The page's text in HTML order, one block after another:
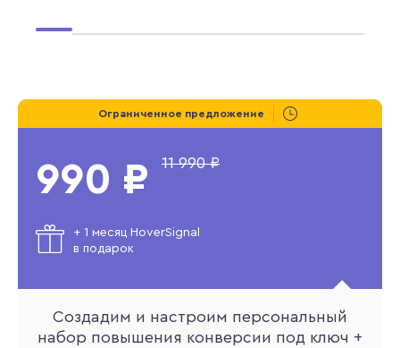
Ограниченное предложение
Создадим и настроим персональный
набор повышения конверсии под ключ +
990 ₽ 11 990 ₽
+ 1 месяц HoverSignal
в подарок